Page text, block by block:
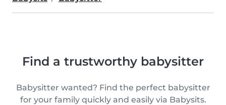
Find a trustworthy babysitter
Babysitter wanted? Find the perfect babysitter
for your family quickly and easily via Babysits.